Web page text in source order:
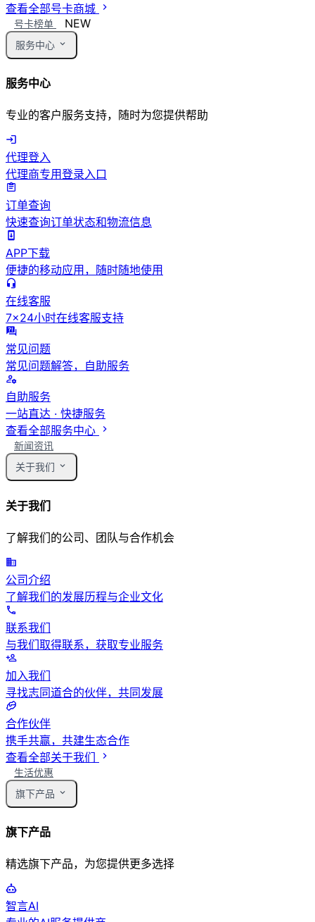
查看全部号卡商城
号卡榜单 NEW
服务中心
服务中心
专业的客户服务支持，随时为您提供帮助
代理登入
代理商专用登录入口
订单查询
快速查询订单状态和物流信息
APP下载
便捷的移动应用，随时随地使用
在线客服
7×24小时在线客服支持
常见问题
常见问题解答，自助服务
自助服务
一站直达 · 快捷服务
查看全部服务中心
新闻资讯
关于我们
关于我们
了解我们的公司、团队与合作机会
公司介绍
了解我们的发展历程与企业文化
联系我们
与我们取得联系，获取专业服务
加入我们
寻找志同道合的伙伴，共同发展
合作伙伴
携手共赢，共建生态合作
查看全部关于我们
生活优惠
旗下产品
旗下产品
精选旗下产品，为您提供更多选择
智言AI